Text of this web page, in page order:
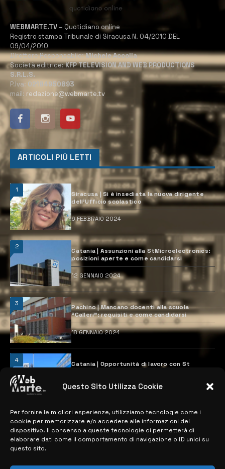
Questo Sito Utilizza Cookie
Per fornire le migliori esperienze, utilizziamo tecnologie come i
cookie per memorizzare e/o accedere alle informazioni del
dispositivo. Il consenso a queste tecnologie ci permetterà di
elaborare dati come il comportamento di navigazione o ID unici su
questo sito.
WEBMARTE.TV – Quotidiano online
Registro stampa Tribunale di Siracusa N. 04/2010 DEL
09/04/2010
Direttore Responsabile:Michele Accolla
Società editrice:KFP TELEVISION AND WEB PRODUCTIONS
S.R.L.S.
P.Iva: 02184950893
mail: redazione@webmarte.tv
ARTICOLI PIÙ LETTI
1
Siracusa | Si è insediata la nuova dirigente
dell’Ufficio scolastico
6 FEBBRAIO 2024
2
Catania | Assunzioni alla StMicroelectronics:
posizioni aperte e come candidarsi
12 GENNAIO 2024
3
Pachino | Mancano docenti alla scuola
“Calleri”: requisiti e come candidarsi
18 GENNAIO 2024
4
Catania | Opportunità di lavoro con St
28 MARZO 2024
MAPPA DEL SITO
> NOTIZIE